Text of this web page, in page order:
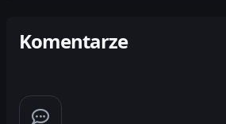
Komentarze